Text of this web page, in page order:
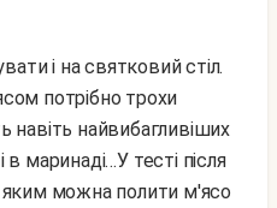
потрібно трохи
навіть найвибагливіших
маринаді…У тесті після
яким можна полити м'ясо